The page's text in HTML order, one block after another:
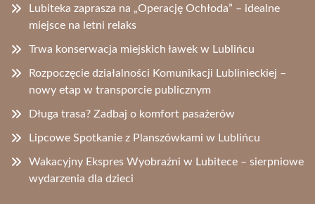
Lubiteka zaprasza na „Operację Ochłoda” – idealne
miejsce na letni relaks
Trwa konserwacja miejskich ławek w Lublińcu
Rozpoczęcie działalności Komunikacji Lublinieckiej –
nowy etap w transporcie publicznym
Długa trasa? Zadbaj o komfort pasażerów
Lipcowe Spotkanie z Planszówkami w Lublińcu
Wakacyjny Ekspres Wyobraźni w Lubitece – sierpniowe
wydarzenia dla dzieci